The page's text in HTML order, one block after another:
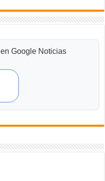
en Google Noticias